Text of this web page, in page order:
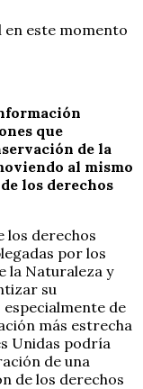
en este momento
que
de la
al mismo
los derechos
los derechos
por los
la Naturaleza y
su
de
más estrecha
Unidas podría
de una
de los derechos